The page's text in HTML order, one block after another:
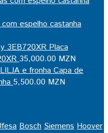
espelho castanha
Placa
35,000.00 MZN
Capa de
5,500.00 MZN
Bosch Siemens Hoover